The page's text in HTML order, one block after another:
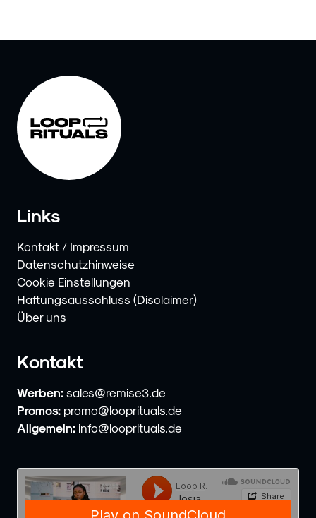
Links
Kontakt / Impressum
Datenschutzhinweise
Cookie Einstellungen
Haftungsausschluss (Disclaimer)
Über uns
Kontakt
Werben: sales@remise3.de
Promos: promo@looprituals.de
Allgemein: info@looprituals.de